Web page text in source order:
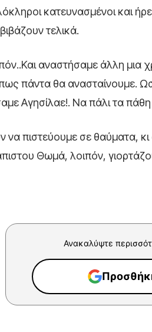
κατευνασμένοι και
τελικά.
αναστήσαμε άλλη μια
πως πάντα θα ανασταίνουμε.
Αγησίλαε!. Να πάλι τα πάθη
να πιστεύουμε σε θαύματα,
Θωμά, λοιπόν,
Ανακαλύψτε